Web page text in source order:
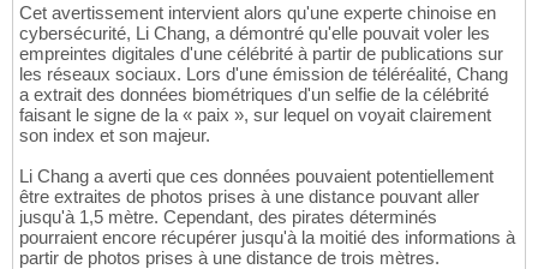
Cet avertissement intervient alors qu'une experte chinoise en
cybersécurité, Li Chang, a démontré qu'elle pouvait voler les
empreintes digitales d'une célébrité à partir de publications sur
les réseaux sociaux. Lors d'une émission de téléréalité, Chang
a extrait des données biométriques d'un selfie de la célébrité
faisant le signe de la « paix », sur lequel on voyait clairement
son index et son majeur.
Li Chang a averti que ces données pouvaient potentiellement
être extraites de photos prises à une distance pouvant aller
jusqu'à 1,5 mètre. Cependant, des pirates déterminés
pourraient encore récupérer jusqu'à la moitié des informations à
partir de photos prises à une distance de trois mètres.